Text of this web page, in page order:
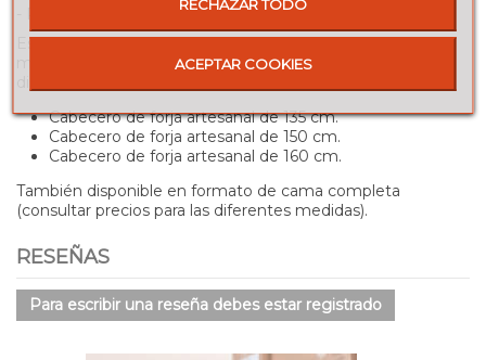
Este fantástico cabecero tiene patas, y para elegir el que
mejor se adapte a tu colchón, te mostramos las medidas
Cabecero de forja artesanal de 135 cm.
Cabecero de forja artesanal de 150 cm.
Cabecero de forja artesanal de 160 cm.
También disponible en formato de cama completa
(consultar precios para las diferentes medidas).
RESEÑAS
Para escribir una reseña debes estar registrado
RECHAZAR TODO
ACEPTAR COOKIES